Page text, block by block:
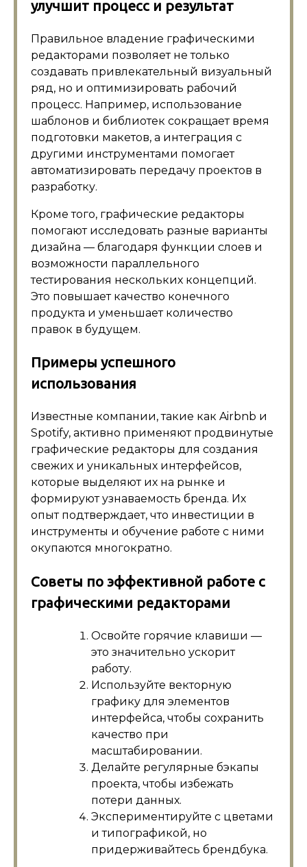
улучшит процесс и результат
Правильное владение графическими
редакторами позволяет не только
создавать привлекательный визуальный
ряд, но и оптимизировать рабочий
процесс. Например, использование
шаблонов и библиотек сокращает время
подготовки макетов, а интеграция с
другими инструментами помогает
автоматизировать передачу проектов в
разработку.
Кроме того, графические редакторы
помогают исследовать разные варианты
дизайна — благодаря функции слоев и
возможности параллельного
тестирования нескольких концепций.
Это повышает качество конечного
продукта и уменьшает количество
правок в будущем.
Примеры успешного
использования
Известные компании, такие как Airbnb и
Spotify, активно применяют продвинутые
графические редакторы для создания
свежих и уникальных интерфейсов,
которые выделяют их на рынке и
формируют узнаваемость бренда. Их
опыт подтверждает, что инвестиции в
инструменты и обучение работе с ними
окупаются многократно.
Советы по эффективной работе с
графическими редакторами
Освойте горячие клавиши —
это значительно ускорит
работу.
Используйте векторную
графику для элементов
интерфейса, чтобы сохранить
качество при
масштабировании.
Делайте регулярные бэкапы
проекта, чтобы избежать
потери данных.
Экспериментируйте с цветами
и типографикой, но
придерживайтесь брендбука.